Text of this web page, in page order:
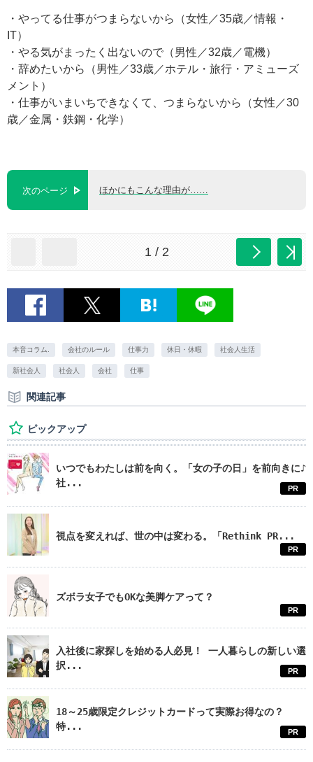
・やってる仕事がつまらないから（女性／35歳／情報・
IT）
・やる気がまったく出ないので（男性／32歳／電機）
・辞めたいから（男性／33歳／ホテル・旅行・アミューズ
メント）
・仕事がいまいちできなくて、つまらないから（女性／30
歳／金属・鉄鋼・化学）
次のページ ほかにもこんな理由が……
1 / 2
本音コラム. 会社のルール 仕事力 休日・休暇 社会人生活
新社会人 社会人 会社 仕事
関連記事
ピックアップ
いつでもわたしは前を向く。「女の子の日」を前向きに♪
社...
PR
視点を変えれば、世の中は変わる。「Rethink PR...
PR
ズボラ女子でもOKな美脚ケアって？
PR
入社後に家探しを始める人必見！ 一人暮らしの新しい選
択...
PR
18～25歳限定クレジットカードって実際お得なの？
特...
PR